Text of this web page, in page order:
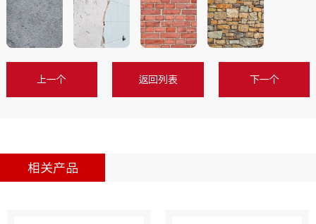
上一个 返回列表 下一个
相关产品